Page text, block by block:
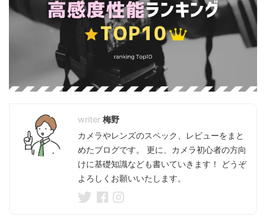
梅野
カメラやレンズのスペック、レビューをまと
めたブログです。 更に、カメラ初心者の方向
けに基礎知識なども書いていきます！ どうぞ
よろしくお願いいたします。